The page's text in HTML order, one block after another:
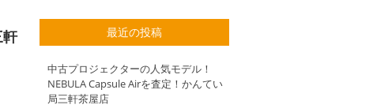
軒
最近の投稿
中古プロジェクターの人気モデル！
NEBULA Capsule Airを査定！かんてい
局三軒茶屋店